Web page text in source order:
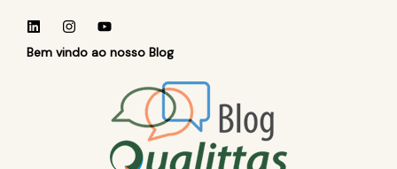
Bem vindo ao nosso Blog